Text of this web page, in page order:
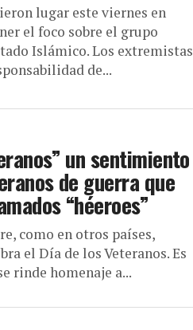
lugar este viernes en
el foco sobre el grupo
Islámico. Los extremistas
de...
un sentimiento
de guerra que
“héeroes”
como en otros países,
el Día de los Veteranos. Es
rinde homenaje a...